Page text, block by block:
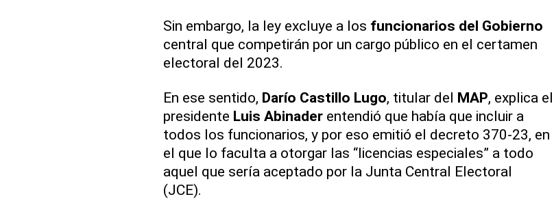
Sin embargo, la ley excluye a los funcionarios del Gobierno
central que competirán por un cargo público en el certamen
electoral del 2023.
En ese sentido, Darío Castillo Lugo, titular del MAP, explica el
presidente Luis Abinaderentendió que había que incluir a
todos los funcionarios, y por eso emitió el decreto 370-23, en
el que lo faculta a otorgar las “licencias especiales” a todo
aquel que sería aceptado por la Junta Central Electoral
(JCE).